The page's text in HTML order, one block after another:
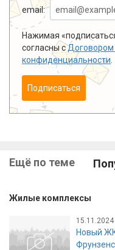
email:
Нажимая
согласны с
конфиденциальности
Подписаться
Ещё по теме
Жилые комплексы
15.11.2024
Новый